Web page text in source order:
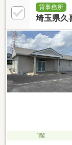
貸事務所
埼玉県久
1階